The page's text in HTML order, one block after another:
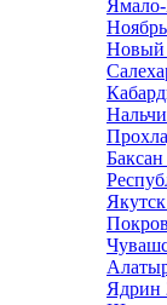
Новый
Баксан
Якутск
Ядрин